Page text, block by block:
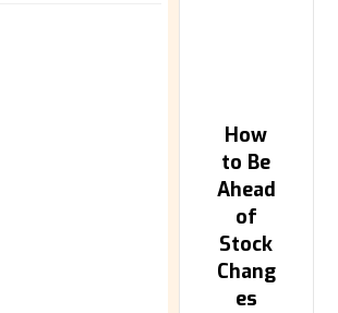
How
to Be
Ahead
of
Stock
Chang
es